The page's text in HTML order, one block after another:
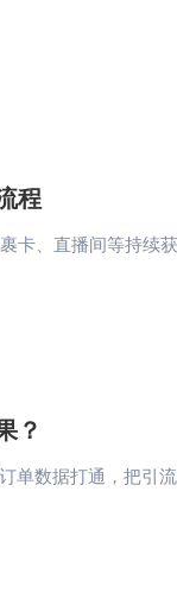
程
卡、直播间等持续
？
单数据打通，把引